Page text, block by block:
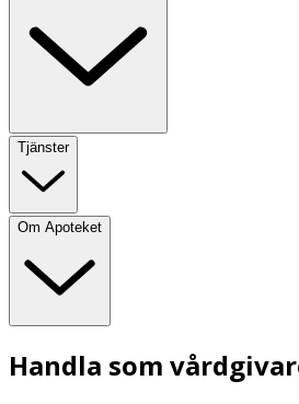
Tjänster
Om Apoteket
Handla som